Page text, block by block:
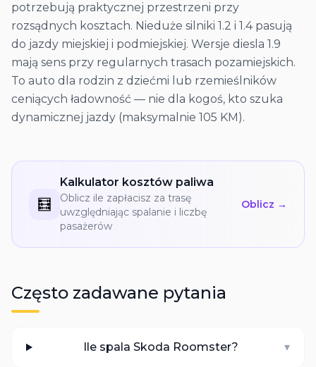
potrzebują praktycznej przestrzeni przy
rozsądnych kosztach. Nieduże silniki 1.2 i 1.4 pasują
do jazdy miejskiej i podmiejskiej. Wersje diesla 1.9
mają sens przy regularnych trasach pozamiejskich.
To auto dla rodzin z dziećmi lub rzemieślników
ceniących ładowność — nie dla kogoś, kto szuka
dynamicznej jazdy (maksymalnie 105 KM).
🧮
Kalkulator kosztów paliwa
Oblicz ile zapłacisz za trasę
uwzględniając spalanie i liczbę
pasażerów
Oblicz →
Często zadawane pytania
Ile spala Skoda Roomster? ▾